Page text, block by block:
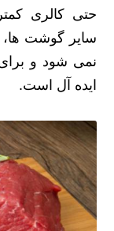
حتی کالری
سایر گوشت
نمی شود و برای
ایده آل است.